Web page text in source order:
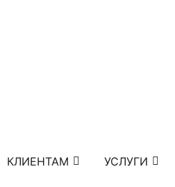
КЛИЕНТАМ УСЛУГИ